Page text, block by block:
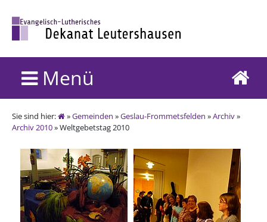
Menü
Sie sind hier: »Gemeinden »Geslau-Frommetsfelden »Archiv»
Archiv 2010» Weltgebetstag 2010